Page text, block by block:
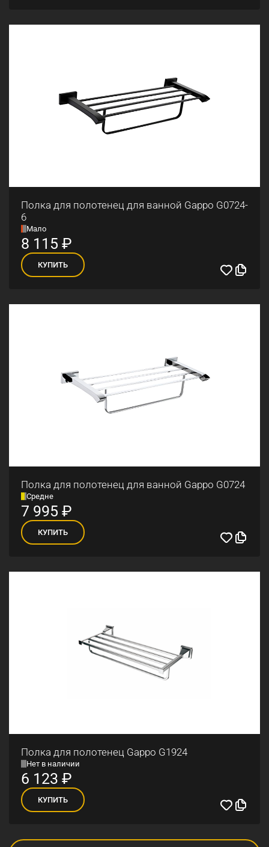
Полка для полотенец для ванной Gappo G0724-
6
Мало
8 115 ₽
КУПИТЬ
Полка для полотенец для ванной Gappo G0724
Средне
7 995 ₽
КУПИТЬ
Полка для полотенец Gappo G1924
Нет в наличии
6 123 ₽
КУПИТЬ